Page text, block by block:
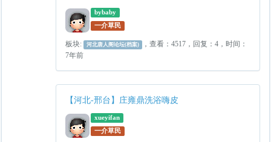
bybaby
一介草民
板块: 河北唐人阁论坛(档案)
，查看：4517，回复：4，时间：
7年前
【河北-邢台】庄雍鼎洗浴嗨皮
xueyifan
一介草民